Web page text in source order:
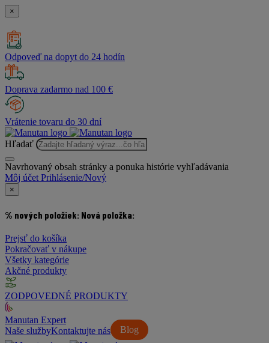
×
Odpoveď na dopyt do 24 hodín
Doprava zadarmo nad 100 €
Vrátenie tovaru do 30 dní
Hľadať
Navrhovaný obsah stránky a ponuka histórie vyhľadávania
Môj účet Prihlásenie/Nový
×
% nových položiek: Nová položka:
Prejsť do košíka
Pokračovať v nákupe
Všetky kategórie
Akčné produkty
ZODPOVEDNÉ PRODUKTY
Manutan Expert
Naše služby
Blog
Kontaktujte nás